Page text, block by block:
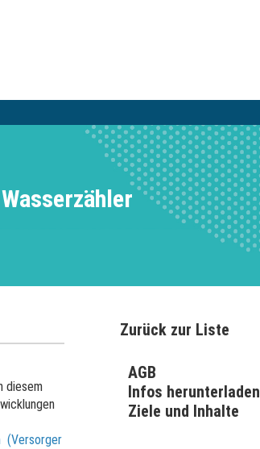
Zurück zur Liste
diesem
(Versorger
AGB
Infos herunterladen
Ziele und Inhalte